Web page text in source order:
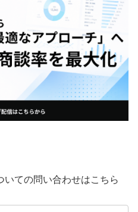
いての問い合わせはこちら